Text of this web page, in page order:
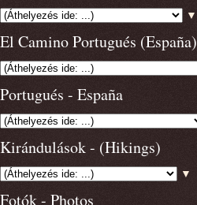
▼
El Camino Portugués (España)
Portugués - España
Kirándulások - (Hikings)
▼
Fotók - Photos